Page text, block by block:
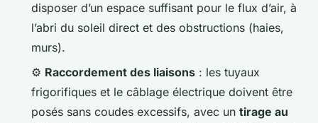
disposer d’un espace suffisant pour le flux d’air, à
l’abri du soleil direct et des obstructions (haies,
murs).
⚙️ Raccordement des liaisons : les tuyaux
frigorifiques et le câblage électrique doivent être
posés sans coudes excessifs, avec un tirage au